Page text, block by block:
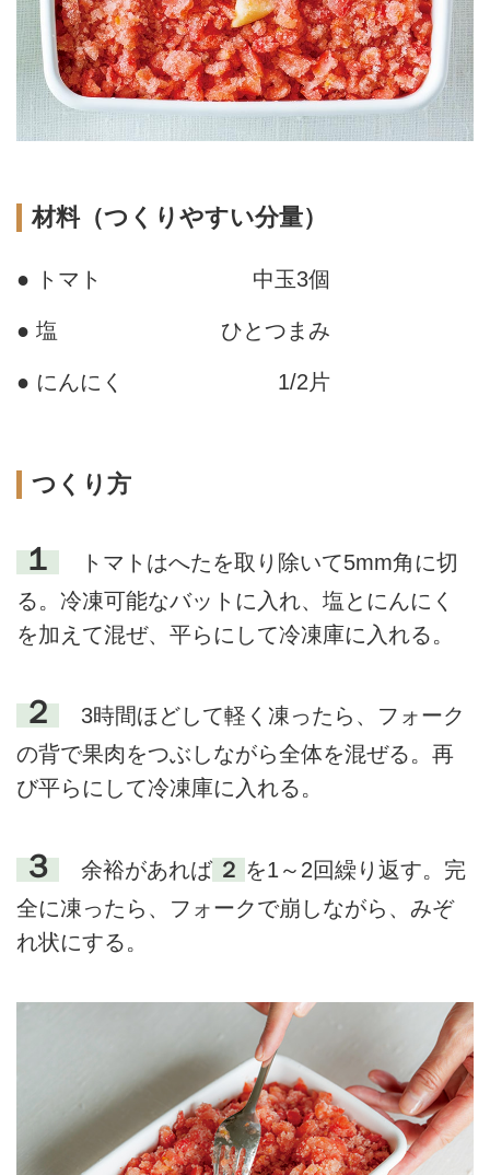
材料（つくりやすい分量）
● トマト 中玉3個
● 塩 ひとつまみ
● にんにく 1/2片
つくり方
１
トマトはへたを取り除いて5mm角に切
る。冷凍可能なバットに入れ、塩とにんにく
を加えて混ぜ、平らにして冷凍庫に入れる。
２
3時間ほどして軽く凍ったら、フォーク
の背で果肉をつぶしながら全体を混ぜる。再
び平らにして冷凍庫に入れる。
３ 余裕があれば ２ を1～2回繰り返す。完
全に凍ったら、フォークで崩しながら、みぞ
れ状にする。